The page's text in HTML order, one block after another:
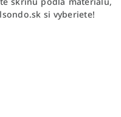
si vyberiete!